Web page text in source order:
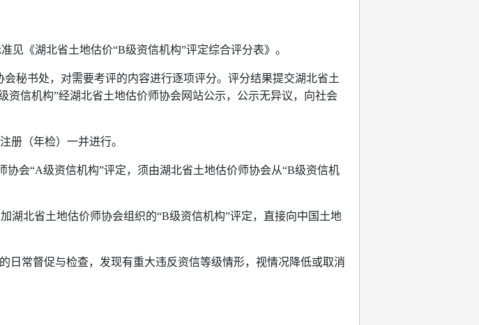
《湖北省土地估价“B级资信机构”评定综合评分表》。
秘书处，对需要考评的内容进行逐项评分。评分结果提交湖北省土
信机构”经湖北省土地估价师协会网站公示，公示无异议，向社会
册（年检）一并进行。
会“A级资信机构”评定，须由湖北省土地估价师协会从“B级资信机
北省土地估价师协会组织的“B级资信机构”评定，直接向中国土地
常督促与检查，发现有重大违反资信等级情形，视情况降低或取消